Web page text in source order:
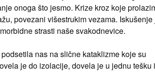
onoga što jesmo. Krize kroz koje
povezani višestrukim vezama. Iskušenje
strasti naše svakodnevice.
nas na slične kataklizme koje su
je do izolacije, dovela je u jednu tešku i